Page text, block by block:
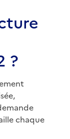
?
chaque